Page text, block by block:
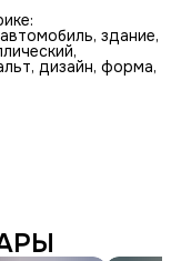
здание,
дизайн, форма,